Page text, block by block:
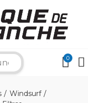
0
Windsurf
×